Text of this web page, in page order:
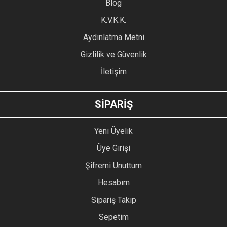
Ürün bilgilerinde hatalar bulunuyor.
Ürün fiyatı diğer sitelerden daha pahalı.
GÖNDER
Blog
K.V.K.K.
Aydınlatma Metni
Gizlilik ve Güvenlik
İletişim
SİPARİŞ
Yeni Üyelik
Üye Girişi
Şifremi Unuttum
Hesabım
Sipariş Takip
Sepetim